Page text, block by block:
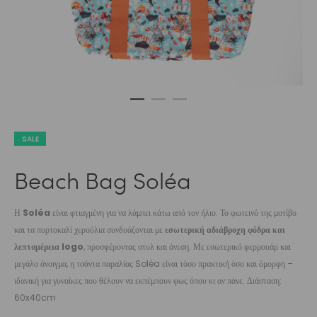
SALE
Beach Bag Soléa
Η Soléa είναι φτιαγμένη για να λάμπει κάτω από τον ήλιο. Το φωτεινό της μοτίβο
και τα πορτοκαλί χερούλια συνδυάζονται μεεσωτερική αδιάβροχη φόδρα και
λεπτομέρεια logo, προσφέροντας στυλ και άνεση. Με εσωτερικό φερμουάρ και
μεγάλο άνοιγμα, η τσάντα παραλίας Soléa είναι τόσο πρακτική όσο και όμορφη –
ιδανική για γυναίκες που θέλουν να εκπέμπουν φως όπου κι αν πάνε. Διάσταση:
60x40cm